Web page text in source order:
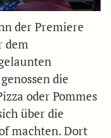
der Premiere
dem
die
oder Pommes
über die
machten. Dort